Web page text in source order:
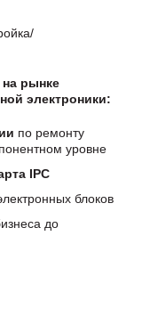
на рынке
электроники:
по ремонту
уровне
IPC
блоков
до